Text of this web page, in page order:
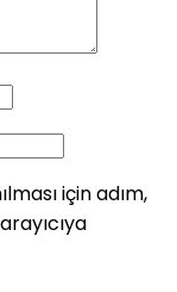
için adım,